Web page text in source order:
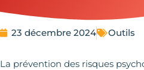
23 décembre 2024 Outils
La prévention des risques